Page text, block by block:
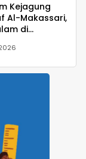
Kejagung
Al-Makassari,
di